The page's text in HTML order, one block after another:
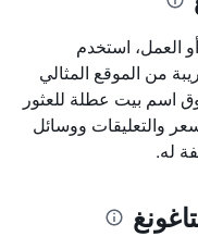
العمل، استخدم
من الموقع المثالي
اسم بيت عطلة للعثور
والتعليقات ووسائل
له.